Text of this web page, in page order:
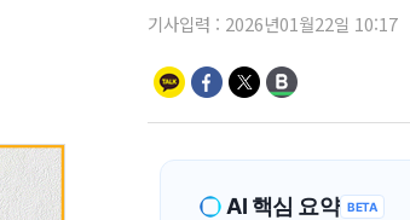
기사입력 : 2026년01월22일 10:17
AI 핵심 요약 BETA